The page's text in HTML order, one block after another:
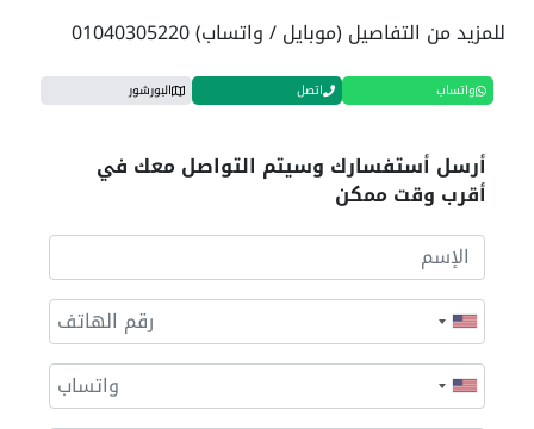
للمزيد من التفاصيل (موبايل / واتساب) 01040305220
واتساب اتصل البورشور
أرسل أستفسارك وسيتم التواصل معك في
أقرب وقت ممكن